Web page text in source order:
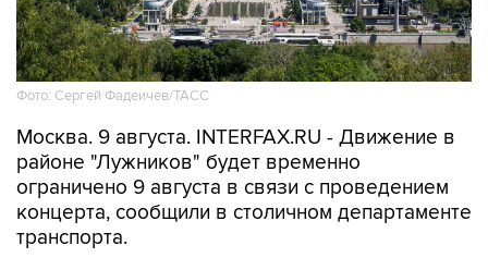
Фото: Сергей Фадеичев/ТАСС
Москва. 9 августа. INTERFAX.RU - Движение в
районе "Лужников" будет временно
ограничено 9 августа в связи с проведением
концерта, сообщили в столичном департаменте
транспорта.